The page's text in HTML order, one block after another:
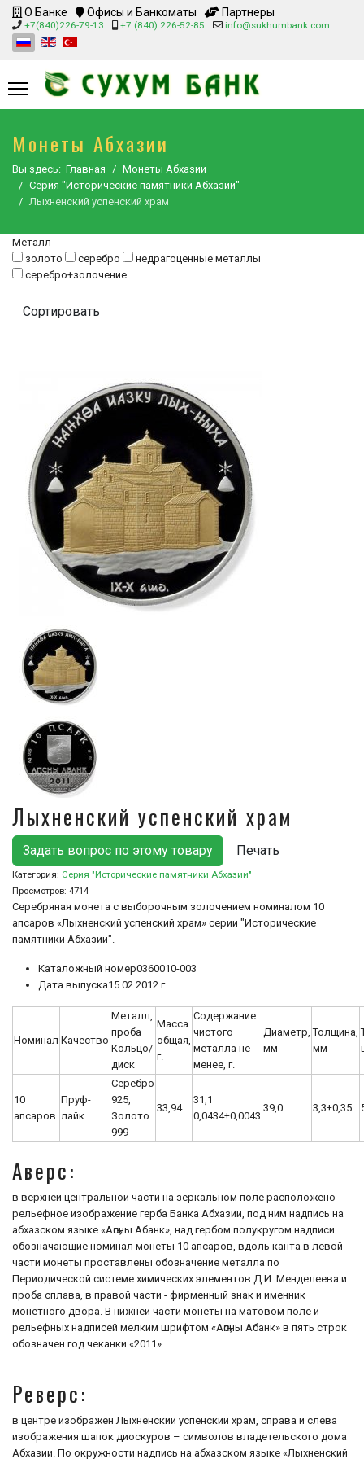
О Банке Офисы и Банкоматы Партнеры
+7(840)226-79-13 +7 (840) 226-52-85 info@sukhumbank.com
Монеты Абхазии
Вы здесь: Главная
Монеты Абхазии
Серия "Исторические памятники Абхазии"
Лыхненский успенский храм
Металл
золото
серебро
недрагоценные металлы
серебро+золочение
Лыхненский успенский храм
Задать вопрос по этому товару Печать
Категория: Серия "Исторические памятники Абхазии"
Просмотров: 4714
Серебряная монета с выборочным золочением номиналом 10
апсаров «Лыхненский успенский храм» серии "Исторические
памятники Абхазии".
Каталожный номер0360010-003
Дата выпуска15.02.2012 г.
Номинал Качество
Металл,
проба
Кольцо/
диск
Масса
общая,
г.
Содержание
чистого
металла не
менее, г.
Диаметр,
мм
Толщина,
мм
10
апсаров
Пруф-
лайк
Серебро
925,
Золото
999
33,94
31,1
0,0434±0,0043
39,0 3,3±0,35
Аверс:
в верхней центральной части на зеркальном поле расположено
рельефное изображение герба Банка Абхазии, под ним надпись на
абхазском языке «Аҧсны Абанк», над гербом полукругом надписи
обозначающие номинал монеты 10 апсаров, вдоль канта в левой
части монеты проставлены обозначение металла по
Периодической системе химических элементов Д.И. Менделеева и
проба сплава, в правой части - фирменный знак и именник
монетного двора. В нижней части монеты на матовом поле и
рельефных надписей мелким шрифтом «Аҧсны Абанк» в пять строк
обозначен год чеканки «2011».
Реверс:
в центре изображен Лыхненский успенский храм, справа и слева
изображения шапок диоскуров – символов владетельского дома
Абхазии. По окружности надпись на абхазском языке «Лыхненский